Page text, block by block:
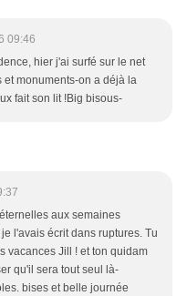
09:46
hier j'ai surfé sur le net
monuments-on a déjà la
fait son lit !Big bisous-
aux semaines
l'avais écrit dans ruptures. Tu
vacances Jill ! et ton quidam
qu'il sera tout seul là-
bises et belle journée